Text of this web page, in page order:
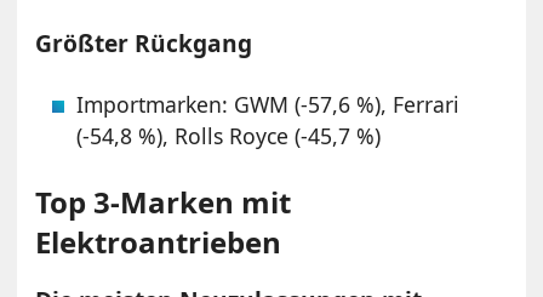
Größter Rückgang
Importmarken: GWM (-57,6 %), Ferrari
(-54,8 %), Rolls Royce (-45,7 %)
Top 3-Marken mit
Elektroantrieben